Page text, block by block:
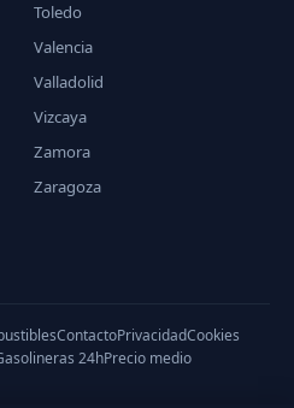
Toledo
Valencia
Valladolid
Vizcaya
Zamora
Zaragoza
ContactoPrivacidadCookies
24hPrecio medio